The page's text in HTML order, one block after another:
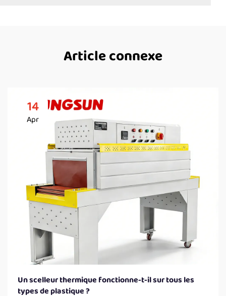
Article connexe
14
Apr
Un scelleur thermique fonctionne-t-il sur tous les
types de plastique ?